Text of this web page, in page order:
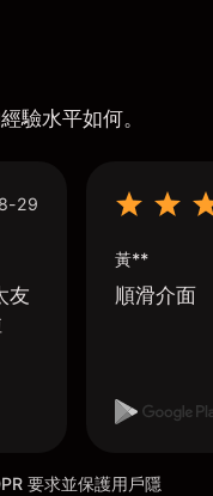
驗水平如何。
29
友
黃**
順滑介面
要求並保護用戶隱